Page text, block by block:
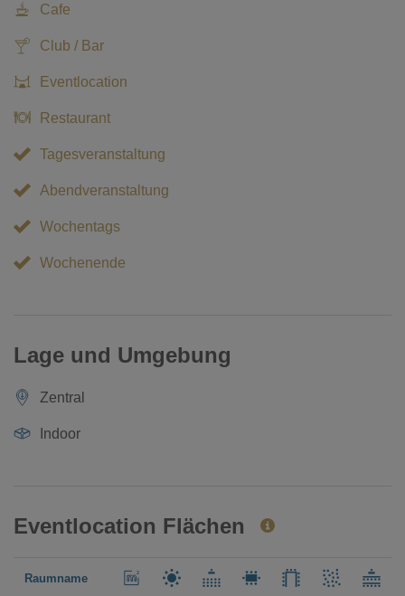
Cafe
Club / Bar
Eventlocation
Restaurant
Tagesveranstaltung
Abendveranstaltung
Wochentags
Wochenende
Lage und Umgebung
Zentral
Indoor
Eventlocation Flächen
Raumname